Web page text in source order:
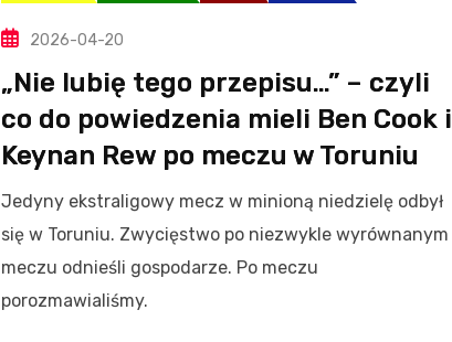
2026-04-20
„Nie lubię tego przepisu…” – czyli
co do powiedzenia mieli Ben Cook i
Keynan Rew po meczu w Toruniu
Jedyny ekstraligowy mecz w minioną niedzielę odbył
się w Toruniu. Zwycięstwo po niezwykle wyrównanym
meczu odnieśli gospodarze. Po meczu
porozmawialiśmy.